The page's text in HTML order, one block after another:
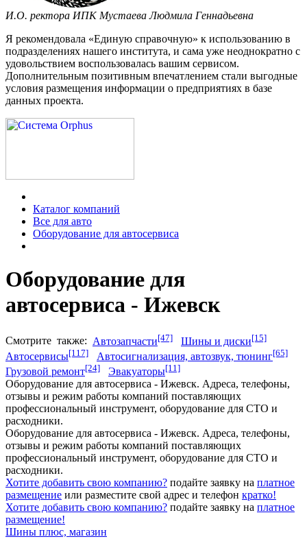
И.О. ректора ИПК Мустаева Людмила Геннадьевна
Я рекомендовала «Единую справочную» к использованию в
подразделениях нашего института, и сама уже неоднократно с
удовольствием воспользовалась вашим сервисом.
Дополнительным позитивным впечатлением стали выгодные
условия размещения информации о предприятиях в базе
данных проекта.
Каталог компаний
Все для авто
Оборудование для автосервиса
Оборудование для
автосервиса - Ижевск
Смотрите также: Автозапчасти[47] Шины и диски[15]
Автосервисы[117] Автосигнализация, автозвук, тюнинг[65]
Грузовой ремонт[24] Эвакуаторы[11]
Оборудование для автосервиса - Ижевск. Адреса, телефоны,
отзывы и режим работы компаний поставляющих
профессиональный инструмент, оборудование для СТО и
расходники.
Оборудование для автосервиса - Ижевск. Адреса, телефоны,
отзывы и режим работы компаний поставляющих
профессиональный инструмент, оборудование для СТО и
расходники.
Хотите добавить свою компанию? подайте заявку на платное
размещение или разместите свой адрес и телефон кратко!
Хотите добавить свою компанию? подайте заявку на платное
размещение!
Шины плюс, магазин